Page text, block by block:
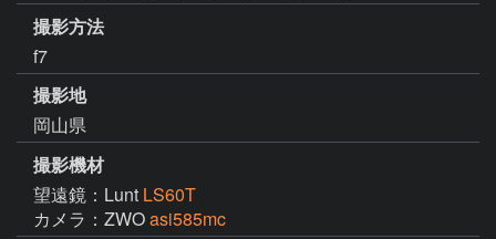
撮影方法
f7
撮影地
岡山県
撮影機材
望遠鏡：Lunt LS60T
カメラ：ZWOasi585mc